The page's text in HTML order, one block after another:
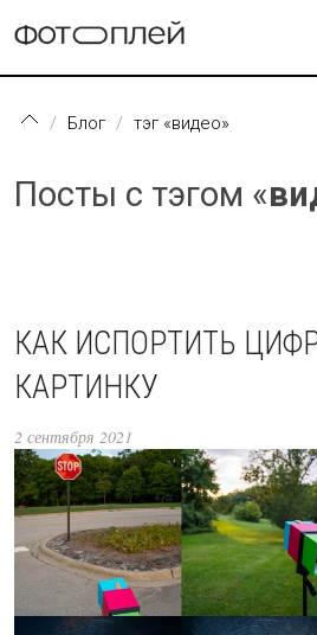
Блог тэг «видео»
Посты с тэгом «
КАК ИСПОРТИТЬ
КАРТИНКУ
2 сентября 2021